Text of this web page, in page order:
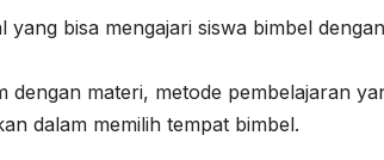
bisa mengajari siswa bimbel
dengan materi, metode pembelajaran
dalam memilih tempat bimbel.